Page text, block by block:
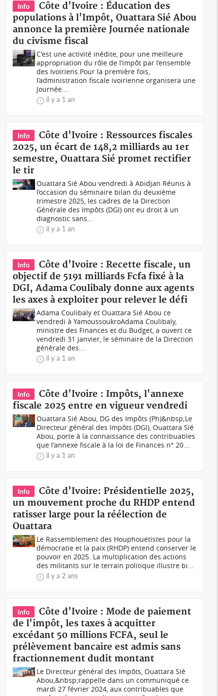
Info
Côte d'Ivoire : Éducation des
populations à l'Impôt, Ouattara Sié Abou
annonce la première Journée nationale
du civisme fiscal
C'est une activité inédite, pour une meilleure
appropriation du rôle de l’impôt par l’ensemble
des Ivoiriens.Pour la première fois,
l’administration fiscale ivoirienne organisera une
Journée...
il y a 1 an
Info
Côte d'Ivoire : Ressources fiscales
2025, un écart de 148,2 milliards au 1er
semestre, Ouattara Sié promet rectifier
le tir
Ouattara Sié Abou vendredi à Abidjan Réunis à
l’occasion du séminaire bilan du deuxième
trimestre 2025, les cadres de la Direction
Générale des Impôts (DGI) ont eu droit à un
diagnostic sans...
il y a 1 an
Info
Côte d'Ivoire : Recette fiscale, un
objectif de 5191 milliards Fcfa fixé à la
DGI, Adama Coulibaly donne aux agents
les axes à exploiter pour relever le défi
Adama Coulibaly et Ouattara Sié Abou ce
vendredi à YamoussoukroAdama Coulibaly,
ministre des Finances et du Budget, a ouvert ce
vendredi 31 janvier, le séminaire de la Direction
générale des...
il y a 1 an
Info
Côte d'Ivoire : Impôts, l'annexe
fiscale 2025 entre en vigueur vendredi
Ouattara Sié Abou, DG des Impôts (Ph)&nbsp;Le
Directeur général des Impôts (DGI), Ouattara Sié
Abou, porte à la connaissance des contribuables
que l'annexe fiscale à la loi de Finances n° 20...
il y a 1 an
Info
Côte d'Ivoire: Présidentielle 2025,
un mouvement proche du RHDP entend
ratisser large pour la réélection de
Ouattara
Le Rassemblement des Houphouëtistes pour la
démocratie et la paix (RHDP) entend conserver le
pouvoir en 2025. La multiplication des actions
des militants sur le terrain politique illustre bi...
il y a 2 ans
Info
Côte d'Ivoire : Mode de paiement
de l'impôt, les taxes à acquitter
excédant 50 millions FCFA, seul le
prélèvement bancaire est admis sans
fractionnement dudit montant
Le Directeur général des Impôts, Ouattara Sié
Abou,&nbsp;rappelle dans un communiqué ce
mardi 27 février 2024, aux contribuables que